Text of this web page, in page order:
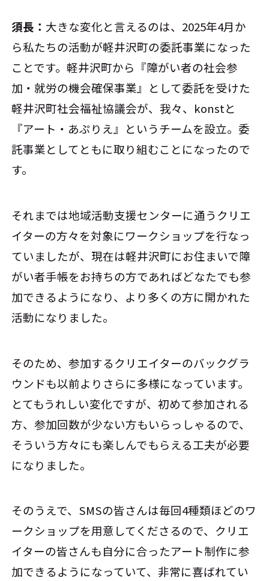
須長： 大きな変化と言えるのは、2025年4月か
ら私たちの活動が軽井沢町の委託事業になった
ことです。軽井沢町から『障がい者の社会参
加・就労の機会確保事業』として委託を受けた
軽井沢町社会福祉協議会が、我々、konstと
『アート・あぷりえ』というチームを設立。委
託事業としてともに取り組むことになったので
す。
それまでは地域活動支援センターに通うクリエ
イターの方々を対象にワークショップを行なっ
ていましたが、現在は軽井沢町にお住まいで障
がい者手帳をお持ちの方であればどなたでも参
加できるようになり、より多くの方に開かれた
活動になりました。
そのため、参加するクリエイターのバックグラ
ウンドも以前よりさらに多様になっています。
とてもうれしい変化ですが、初めて参加される
方、参加回数が少ない方もいらっしゃるので、
そういう方々にも楽しんでもらえる工夫が必要
になりました。
そのうえで、SMSの皆さんは毎回4種類ほどのワ
ークショップを用意してくださるので、クリエ
イターの皆さんも自分に合ったアート制作に参
加できるようになっていて、非常に喜ばれてい